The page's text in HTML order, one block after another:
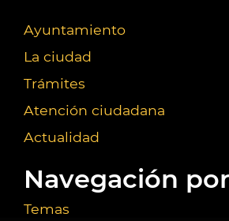
Ayuntamiento
La ciudad
Trámites
Atención ciudadana
Actualidad
Navegación
Temas